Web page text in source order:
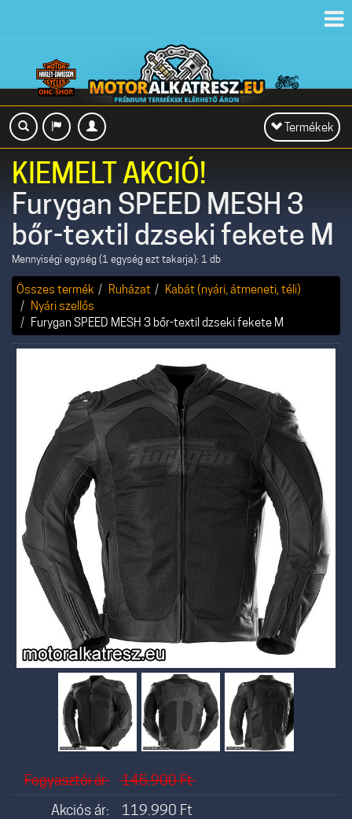
Toggle
navigation
Termékek
KIEMELT AKCIÓ!
Furygan SPEED MESH 3
bőr-textil dzseki fekete M
Mennyiségi egység (1 egység ezt takarja): 1 db
Összes termék Ruházat
Kabát (nyári, átmeneti, téli)
Nyári szellős
Furygan SPEED MESH 3 bőr-textil dzseki fekete M
Fogyasztói ár: 145.900Ft
Akciós ár:
119.990 Ft